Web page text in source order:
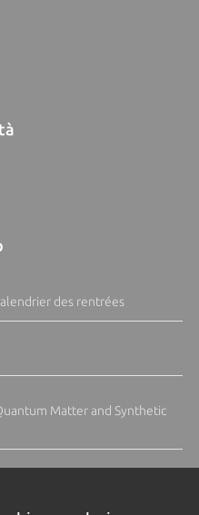
des rentrées
Matter and Synthetic